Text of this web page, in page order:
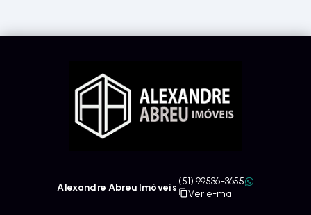
Alexandre Abreu Imóveis
(51) 99536-3655
Ver e-mail